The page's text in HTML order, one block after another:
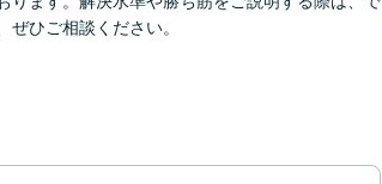
ひご相談ください。